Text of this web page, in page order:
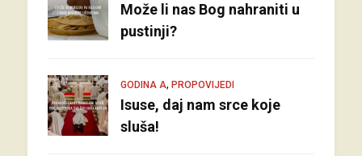
Može li nas Bog nahraniti u
pustinji?
GODINA A, PROPOVIJEDI
Isuse, daj nam srce koje
sluša!